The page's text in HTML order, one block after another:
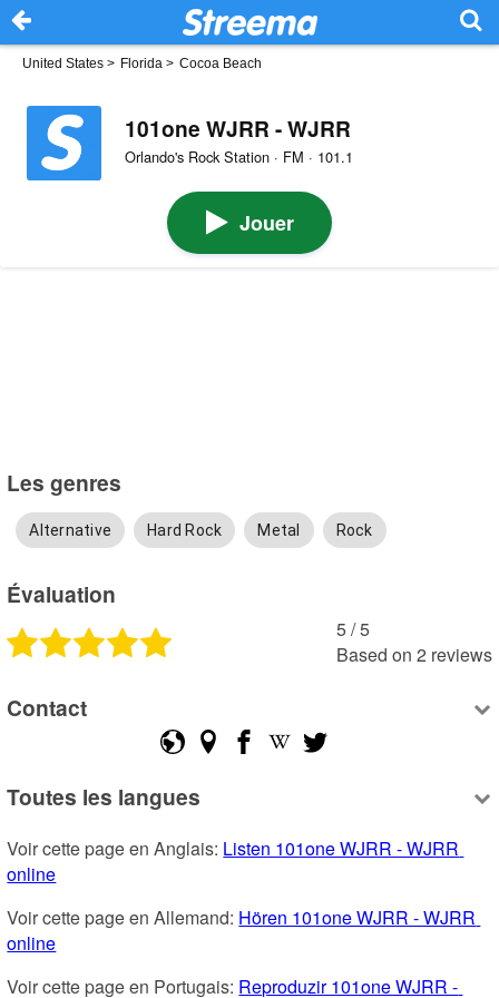
United States > Florida > Cocoa Beach
101one WJRR - WJRR
Orlando's Rock Station · FM · 101.1
Jouer
Les genres
Alternative Hard Rock Metal Rock
Évaluation
5 /5
Based on 2 reviews
Contact
Toutes les langues
Voir cette page en Anglais: Listen 101one WJRR - WJRR
online
Voir cette page en Allemand: Hören 101one WJRR - WJRR
online
Voir cette page en Portugais: Reproduzir 101one WJRR -